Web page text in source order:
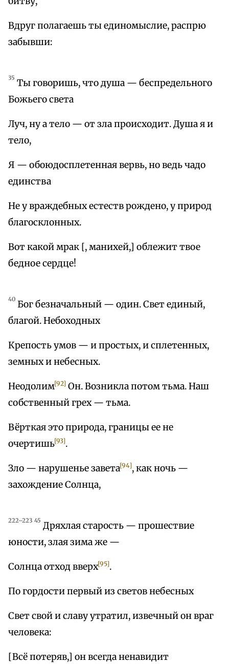
Вдруг полагаешь ты единомыслие, распрю
забывши:
35 Ты говоришь, что душа — беспредельного
Божьего света
Луч, ну а тело — от зла происходит. Душа я и
тело,
Я — обоюдосплетенная вервь, но ведь чадо
единства
Не у враждебных естеств рождено, у природ
благосклонных.
Вот какой мрак [, манихей,] облежит твое
бедное сердце!
40 Бог безначальный — один. Свет единый,
благой. Небоходных
Крепость умов — и простых, и сплетенных,
земных и небесных.
Неодолим[92] Он. Возникла потом тьма. Наш
собственный грех — тьма.
Вёрткая это природа, границы ее не
очертишь[93].
Зло — нарушенье завета[94], как ночь —
захождение Солнца,
222–223 45 Дряхлая старость — прошествие
юности, злая зима же —
Солнца отход вверх[95].
По гордости первый из светов небесных
Свет свой и славу утратил, извечный он враг
человека:
[Всё потеряв,] он всегда ненавидит